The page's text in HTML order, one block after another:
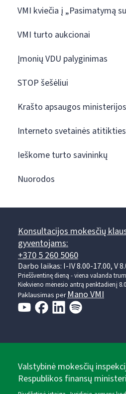
VMI kviečia į „Pasimatymą
VMI turto aukcionai
Įmonių VDU palyginimas
STOP šešėliui
Krašto apsaugos
Interneto svetainės
Ieškome turto savininkų
Nuorodos
Konsultacijos mokesčių
gyventojams:
+370 5 260 5060
Darbo laikas: I-IV 8.00-17.00, V
Prieššventinę dieną - viena valanda
Kiekvieno mėnesio antrą penktadienį
Paklausimas perMano VMI
Valstybinė mokesčių
Respublikos finansų